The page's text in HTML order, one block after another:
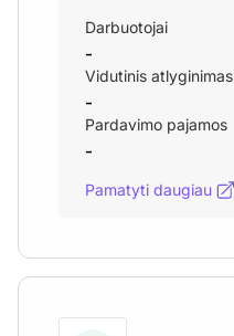
Darbuotojai
-
Vidutinis atlyginimas
-
Pardavimo pajamos
-
Pamatyti daugiau